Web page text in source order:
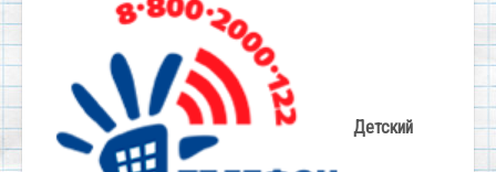
Детский